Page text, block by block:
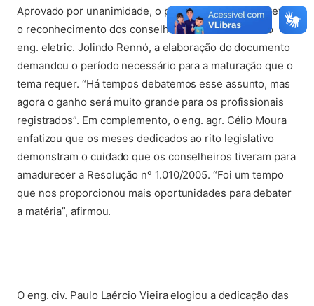
Aprovado por unanimidade, o projeto de resolução teve
o reconhecimento dos conselheiros federais. Para o
eng. eletric. Jolindo Rennó, a elaboração do documento
demandou o período necessário para a maturação que o
tema requer. “Há tempos debatemos esse assunto, mas
agora o ganho será muito grande para os profissionais
registrados”. Em complemento, o eng. agr. Célio Moura
enfatizou que os meses dedicados ao rito legislativo
demonstram o cuidado que os conselheiros tiveram para
amadurecer a Resolução nº 1.010/2005. “Foi um tempo
que nos proporcionou mais oportunidades para debater
a matéria”, afirmou.
O eng. civ. Paulo Laércio Vieira elogiou a dedicação das